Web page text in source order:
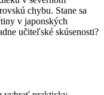
chybu. Stane sa
v japonských
učiteľské skúsenosti?